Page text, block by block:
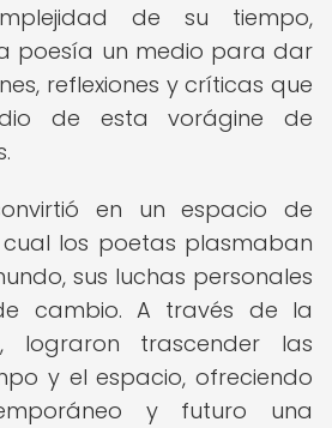
de su tiempo,
poesía un medio para dar
reflexiones y críticas que
de esta vorágine de
en un espacio de
cual los poetas plasmaban
sus luchas personales
cambio. A través de la
lograron trascender las
y el espacio, ofreciendo
y futuro una